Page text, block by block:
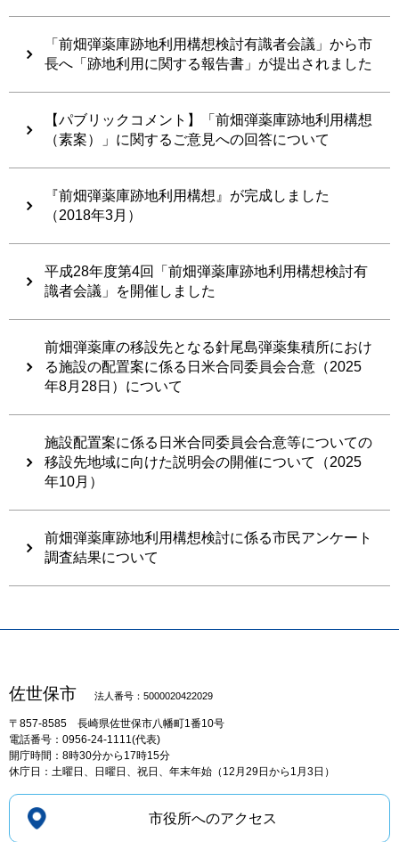
「前畑弾薬庫跡地利用構想検討有識者会議」から市
長へ「跡地利用に関する報告書」が提出されました
【パブリックコメント】「前畑弾薬庫跡地利用構想
（素案）」に関するご意見への回答について
『前畑弾薬庫跡地利用構想』が完成しました
（2018年3月）
平成28年度第4回「前畑弾薬庫跡地利用構想検討有
識者会議」を開催しました
前畑弾薬庫の移設先となる針尾島弾薬集積所におけ
る施設の配置案に係る日米合同委員会合意（2025
年8月28日）について
施設配置案に係る日米合同委員会合意等についての
移設先地域に向けた説明会の開催について（2025
年10月）
前畑弾薬庫跡地利用構想検討に係る市民アンケート
調査結果について
佐世保市 法人番号：5000020422029
〒857-8585 長崎県佐世保市八幡町1番10号
電話番号：0956-24-1111(代表)
開庁時間：8時30分から17時15分
休庁日：土曜日、日曜日、祝日、年末年始（12月29日から1月3日）
市役所へのアクセス